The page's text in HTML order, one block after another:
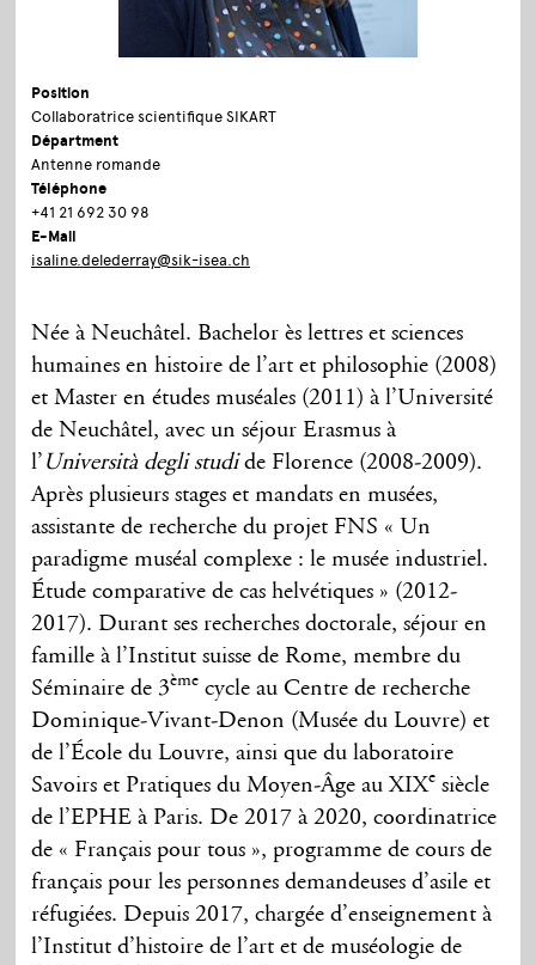
Position
Collaboratrice scientifique SIKART
Départment
Antenne romande
Téléphone
+41 21 692 30 98
E-Mail
isaline.delederray@sik-isea.ch
Née à Neuchâtel. Bachelor ès lettres et sciences
humaines en histoire de l’art et philosophie (2008)
et Master en études muséales (2011) à l’Université
de Neuchâtel, avec un séjour Erasmus à
l’ Università degli studide Florence (2008-2009).
Après plusieurs stages et mandats en musées,
assistante de recherche du projet FNS « Un
paradigme muséal complexe : le musée industriel.
Étude comparative de cas helvétiques » (2012-
2017). Durant ses recherches doctorale, séjour en
famille à l’Institut suisse de Rome, membre du
Séminaire de 3ème cycle au Centre de recherche
Dominique-Vivant-Denon (Musée du Louvre) et
de l’École du Louvre, ainsi que du laboratoire
Savoirs et Pratiques du Moyen-Âge au XIXe siècle
de l’EPHE à Paris. De 2017 à 2020, coordinatrice
de « Français pour tous », programme de cours de
français pour les personnes demandeuses d’asile et
réfugiées. Depuis 2017, chargée d’enseignement à
l’Institut d’histoire de l’art et de muséologie de